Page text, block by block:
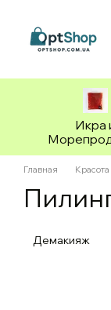
Икра
Главная Красота
Демакияж